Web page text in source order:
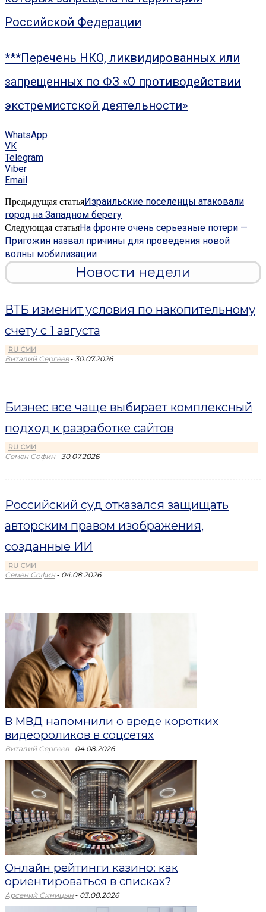
Российской Федерации
***Перечень НКО, ликвидированных или
запрещенных по ФЗ «О противодействии
экстремистской деятельности»
WhatsApp
VK
Telegram
Viber
Email
Предыдущая статьяИзраильские поселенцы атаковали
город на Западном берегу
Следующая статьяНа фронте очень серьезные потери —
Пригожин назвал причины для проведения новой
волны мобилизации
Новости недели
ВТБ изменит условия по накопительному
счету с 1 августа
RU СМИ
Виталий Сергеев - 30.07.2026
Бизнес все чаще выбирает комплексный
подход к разработке сайтов
RU СМИ
Семен Софин - 30.07.2026
Российский суд отказался защищать
авторским правом изображения,
созданные ИИ
RU СМИ
Семен Софин - 04.08.2026
В МВД напомнили о вреде коротких
видеороликов в соцсетях
Виталий Сергеев - 04.08.2026
Онлайн рейтинги казино: как
ориентироваться в списках?
Арсений Синицын - 03.08.2026